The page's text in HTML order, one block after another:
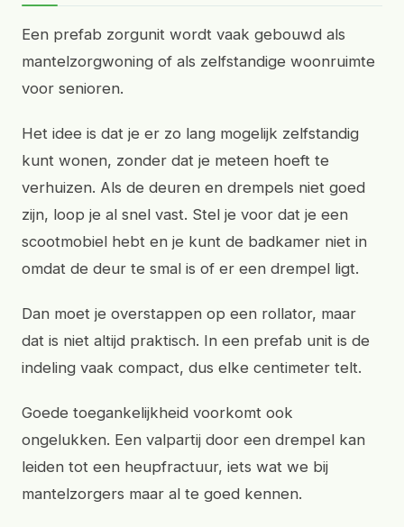
Een prefab zorgunit wordt vaak gebouwd als
mantelzorgwoning of als zelfstandige woonruimte
voor senioren.
Het idee is dat je er zo lang mogelijk zelfstandig
kunt wonen, zonder dat je meteen hoeft te
verhuizen. Als de deuren en drempels niet goed
zijn, loop je al snel vast. Stel je voor dat je een
scootmobiel hebt en je kunt de badkamer niet in
omdat de deur te smal is of er een drempel ligt.
Dan moet je overstappen op een rollator, maar
dat is niet altijd praktisch. In een prefab unit is de
indeling vaak compact, dus elke centimeter telt.
Goede toegankelijkheid voorkomt ook
ongelukken. Een valpartij door een drempel kan
leiden tot een heupfractuur, iets wat we bij
mantelzorgers maar al te goed kennen.